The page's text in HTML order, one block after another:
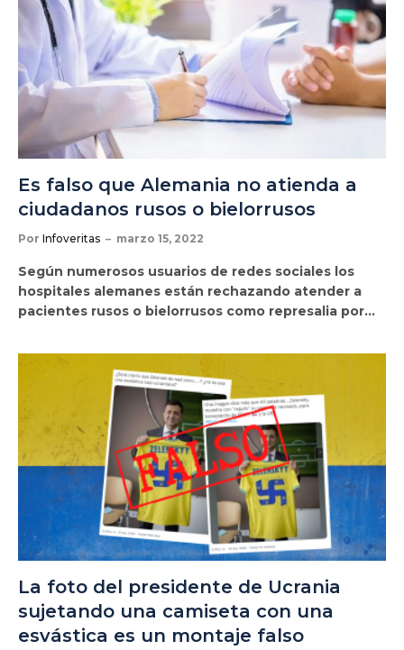
Es falso que Alemania no atienda a
ciudadanos rusos o bielorrusos
Por Infoveritas marzo 15, 2022
Según numerosos usuarios de redes sociales los
hospitales alemanes están rechazando atender a
pacientes rusos o bielorrusos como represalia por…
La foto del presidente de Ucrania
sujetando una camiseta con una
esvástica es un montaje falso